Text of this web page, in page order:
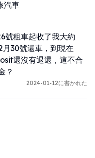
汽車
號租車起收了我大約
30號還車，到現在
還沒有退還，這不合
？
2024-01-12に書かれた